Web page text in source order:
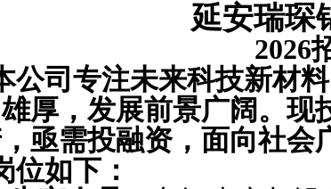
延安瑞琛
2026
公司专注未来科技新材
雄厚，发展前景广阔。现
亟需投融资，面向社会
如下：